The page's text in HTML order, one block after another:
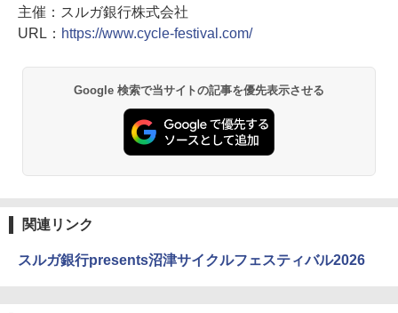
主催：スルガ銀行株式会社
URL： https://www.cycle-festival.com/
Google 検索で当サイトの記事を優先表示させる
関連リンク
スルガ銀行presents沼津サイクルフェスティバル2026